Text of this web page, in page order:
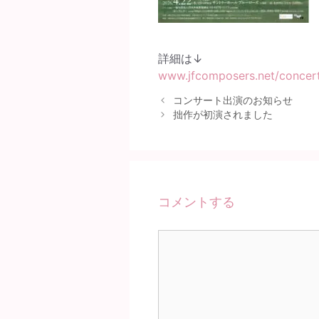
詳細は↓
www.jfcomposers.net/
コンサート出演のお知らせ
拙作が初演されました
コメントする